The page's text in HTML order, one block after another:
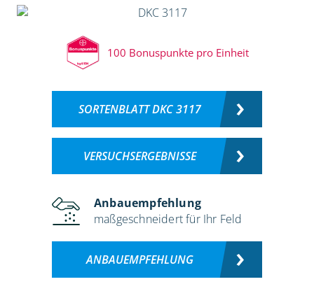
100 Bonuspunkte pro Einheit
SORTENBLATT DKC 3117
VERSUCHSERGEBNISSE
Anbauempfehlung
maßgeschneidert für Ihr Feld
ANBAUEMPFEHLUNG